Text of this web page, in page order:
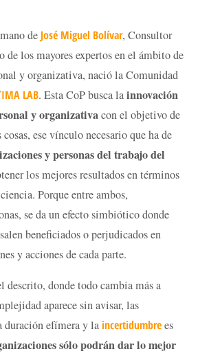
de José Miguel Bolívar, Consultor
de los mayores expertos en el ámbito de
y organizativa, nació la Comunidad
LAB. Esta CoP busca lainnovación
y organizativacon el objetivo de
ese vínculo necesario que ha de
y personas del trabajo del
los mejores resultados en términos
Porque entre ambos,
se da un efecto simbiótico donde
beneficiados o perjudicados en
y acciones de cada parte.
descrito, donde todo cambia más a
aparece sin avisar, las
duración efímera y laincertidumbrees
sólo podrán dar lo mejor